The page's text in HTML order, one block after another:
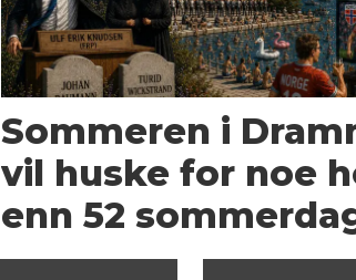
Sommeren i
vil huske for noe
enn 52